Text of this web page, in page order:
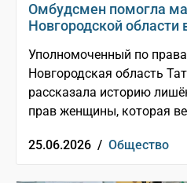
Омбудсмен помогла
Новгородской области
Уполномоченный по
Новгородская область
рассказала историю
прав женщины, которая
25.06.2026 / Общество